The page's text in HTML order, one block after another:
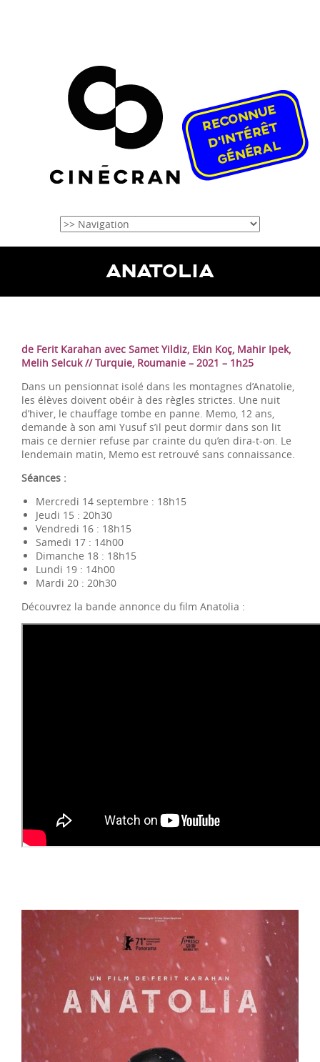
ANATOLIA
de Ferit Karahan avec Samet Yildiz, Ekin Koç, Mahir Ipek,
Melih Selcuk // Turquie, Roumanie – 2021 – 1h25
Dans un pensionnat isolé dans les montagnes d’Anatolie,
les élèves doivent obéir à des règles strictes. Une nuit
d’hiver, le chauffage tombe en panne. Memo, 12 ans,
demande à son ami Yusuf s’il peut dormir dans son lit
mais ce dernier refuse par crainte du qu’en dira-t-on. Le
lendemain matin, Memo est retrouvé sans connaissance.
Séances :
Mercredi 14 septembre : 18h15
Jeudi 15 : 20h30
Vendredi 16 : 18h15
Samedi 17 : 14h00
Dimanche 18 : 18h15
Lundi 19 : 14h00
Mardi 20 : 20h30
Découvrez la bande annonce du film Anatolia :